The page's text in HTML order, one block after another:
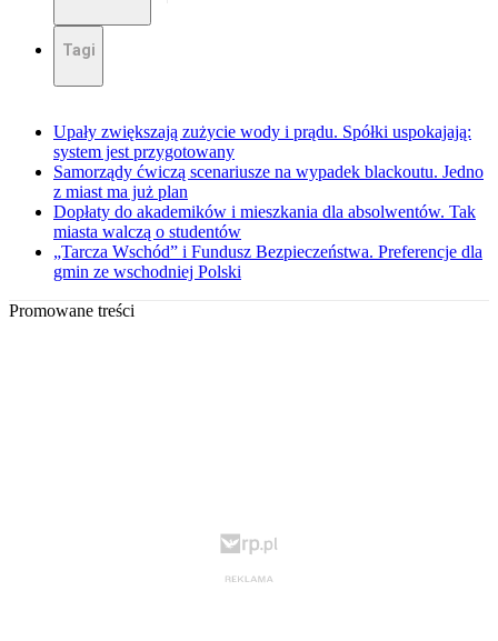
Tagi
Upały zwiększają zużycie wody i prądu. Spółki uspokajają:
system jest przygotowany
Samorządy ćwiczą scenariusze na wypadek blackoutu. Jedno
z miast ma już plan
Dopłaty do akademików i mieszkania dla absolwentów. Tak
miasta walczą o studentów
„Tarcza Wschód” i Fundusz Bezpieczeństwa. Preferencje dla
gmin ze wschodniej Polski
Promowane treści